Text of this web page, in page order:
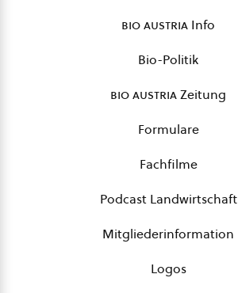
bio austria Info
Bio-Politik
bio austriaZeitung
Formulare
Fachfilme
Podcast Landwirtschaft
Mitgliederinformation
Logos